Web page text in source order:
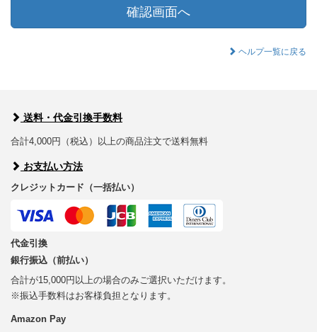
確認画面へ
ヘルプ一覧に戻る
送料・代金引換手数料
合計4,000円（税込）以上の商品注文で送料無料
お支払い方法
クレジットカード（一括払い）
代金引換
銀行振込（前払い）
合計が15,000円以上の場合のみご選択いただけます。
※振込手数料はお客様負担となります。
Amazon Pay